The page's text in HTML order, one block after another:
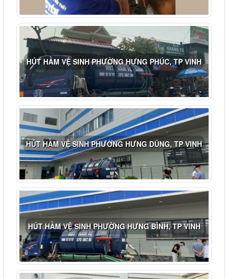
HÚT HẦM VỆ SINH PHƯỜNG HƯNG PHÚC, TP VINH
HÚT HẦM VỆ SINH PHƯỜNG HƯNG DŨNG, TP VINH
HÚT HẦM VỆ SINH PHƯỜNG HƯNG BÌNH, TP VINH